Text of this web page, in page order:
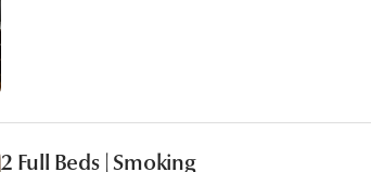
2 Full Beds | Smoking